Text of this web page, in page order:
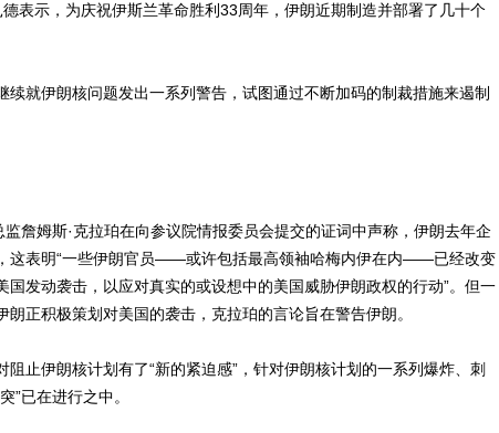
示，为庆祝伊斯兰革命胜利33周年，伊朗近期制造并部署了几十个
就伊朗核问题发出一系列警告，试图通过不断加码的制裁措施来遏制
姆斯·克拉珀在向参议院情报委员会提交的证词中声称，伊朗去年企
这表明“一些伊朗官员——或许包括最高领袖哈梅内伊在内——已经改变
国发动袭击，以应对真实的或设想中的美国威胁伊朗政权的行动”。但一
正积极策划对美国的袭击，克拉珀的言论旨在警告伊朗。
伊朗核计划有了“新的紧迫感”，针对伊朗核计划的一系列爆炸、刺
”已在进行之中。